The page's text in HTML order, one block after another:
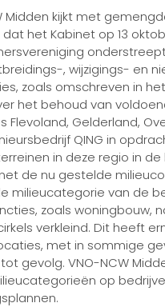
Midden kijkt met
dat het Kabinet op 13
, wijzigings- en
zoals omschreven in
het behoud van
Flevoland, Gelderland,
QING in
in deze regio in
de nu gestelde
milieucategorie van de
zoals woningbouw,
verkleind. Dit heeft
met in sommige
gevolg. VNO-NCW
op